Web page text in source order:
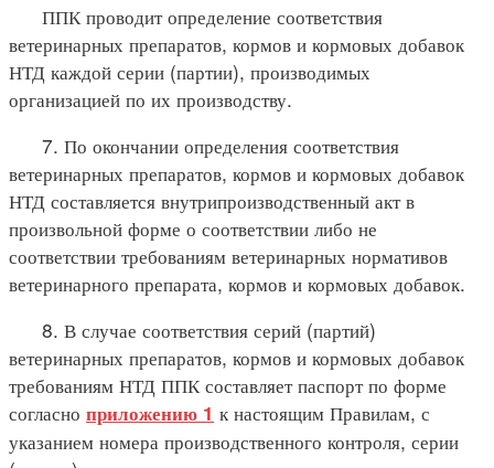
ППК проводит определение соответствия
ветеринарных препаратов, кормов и кормовых добавок
НТД каждой серии (партии), производимых
организацией по их производству.
7. По окончании определения соответствия
ветеринарных препаратов, кормов и кормовых добавок
НТД составляется внутрипроизводственный акт в
произвольной форме о соответствии либо не
соответствии требованиям ветеринарных нормативов
ветеринарного препарата, кормов и кормовых добавок.
8. В случае соответствия серий (партий)
ветеринарных препаратов, кормов и кормовых добавок
требованиям НТД ППК составляет паспорт по форме
согласно приложению 1 к настоящим Правилам, с
указанием номера производственного контроля, серии